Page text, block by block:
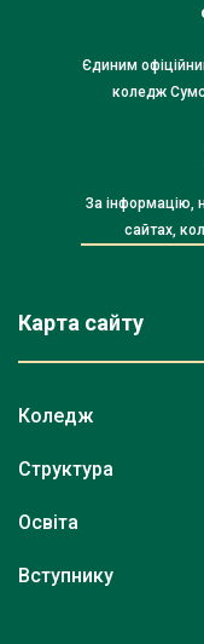
Єдиним
коледж
За інформацію,
сайтах,
Карта сайту
Коледж
Структура
Освіта
Вступнику